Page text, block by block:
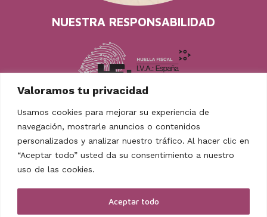
Valoramos tu privacidad
Usamos cookies para mejorar su experiencia de
navegación, mostrarle anuncios o contenidos
personalizados y analizar nuestro tráfico. Al hacer clic en
“Aceptar todo” usted da su consentimiento a nuestro
uso de las cookies.
Aceptar todo
NUESTRA RESPONSABILIDAD
Facebook InstagramYoutube Mastodon